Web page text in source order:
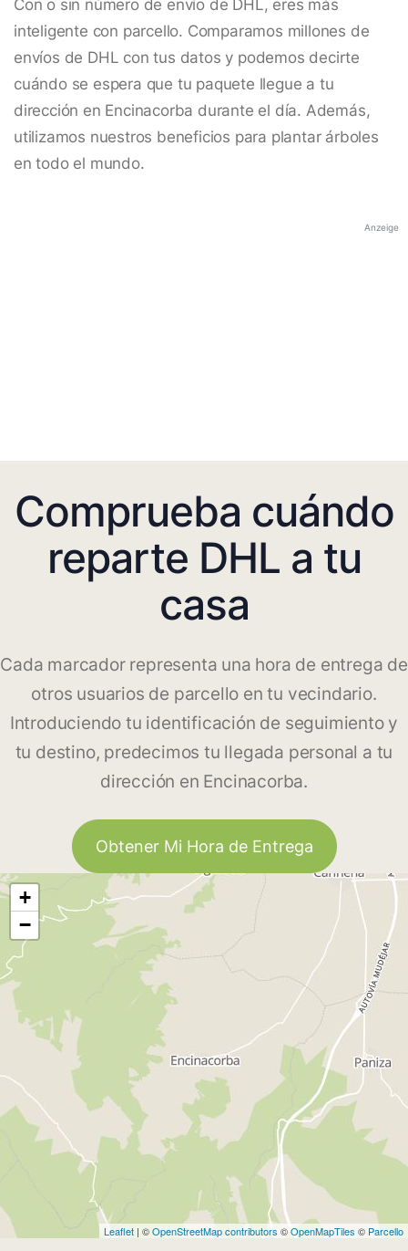
Con o sin número de envío de DHL, eres más
inteligente con parcello. Comparamos millones de
envíos de DHL con tus datos y podemos decirte
cuándo se espera que tu paquete llegue a tu
dirección en Encinacorba durante el día. Además,
utilizamos nuestros beneficios para plantar árboles
en todo el mundo.
Anzeige
Comprueba cuándo
reparte DHL a tu
casa
Cada marcador representa una hora de entrega de
otros usuarios de parcello en tu vecindario.
Introduciendo tu identificación de seguimiento y
tu destino, predecimos tu llegada personal a tu
dirección en Encinacorba.
Obtener Mi Hora de Entrega
+
−
Leaflet | ©OpenStreetMap contributors ©OpenMapTiles © Parcello